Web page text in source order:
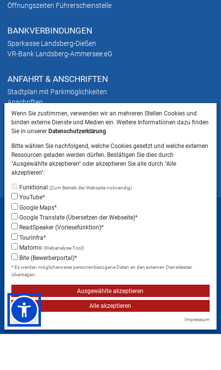
Öffnungszeiten Führerscheinstelle
BANKVERBINDUNGEN
Sparkasse Landsberg-Dießen
VR-Bank Landsberg-Ammersee eG
ANFAHRT & ANSCHRIFTEN
Stadtplan mit Parkmöglichkeiten
Anschriften
HINWEIS
ins Landratsamt Landsberg am Lech NICHT
gestattet ist.
Startseite Sitemap
Datenschutzeinstellungen
Erklärung zur Barrierefreiheit
Instagram
Facebook
Wenn Sie zustimmen, verwenden wir an mehreren Stellen Cookies und
binden externe Dienste und Medien ein. Weitere Informationen dazu finden
Sie in unsererDatenschutzerklärung.
Bitte wählen Sie nachfolgend, welche Cookies gesetzt und welche externen
Ressourcen geladen werden dürfen. Bestätigen Sie dies durch
"Ausgewählte akzeptieren" oder akzeptieren Sie alle durch "Alle
akzeptieren":
Funktional(Zum Betrieb der Webseite notwendig)
YouTube*
Google Maps*
Google Translate (Übersetzen der Webseite)*
ReadSpeaker (Vorlesefunktion)*
Tourinfra*
Matomo(Webanalyse-Tool)
Bite (Bewerberportal)*
* Es werden möglicherweise personenbezogene Daten an den externen Dienstleister
übertragen.
Ausgewählte akzeptieren
Alle akzeptieren
Impressum